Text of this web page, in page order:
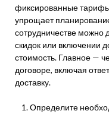
фиксированные
упрощает
сотрудничестве можно
скидок или включении
стоимость. Главное —
договоре, включая
доставку.
Определите